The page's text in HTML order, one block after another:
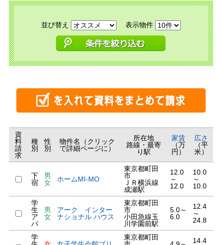
並び替え 表示物件
資
料
請
求
種
別
性
別
物件名（クリック
で詳細ページに）
所在地
路線・最寄
り駅
家賃
（万
円）
広さ
（平
米）
下
宿
男
女
ホームMI-MO
東京都町田
市
ＪＲ横浜線
成瀬駅
12.0
～
12.0
10.0
～
10.0
学
生
ア
パ
男
女
アーク インター
ナショナル ハウス
東京都町田
市
小田急線玉
川学園前駅
5.0～
6.0
12.4
～
24.8
学
東京都町田
14.4